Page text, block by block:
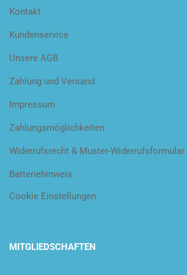
Kontakt
Kundenservice
Unsere AGB
Zahlung und Versand
Impressum
Zahlungsmöglichkeiten
Widerrufsrecht & Muster-Widerrufsformular
Batteriehinweis
Cookie Einstellungen
MITGLIEDSCHAFTEN